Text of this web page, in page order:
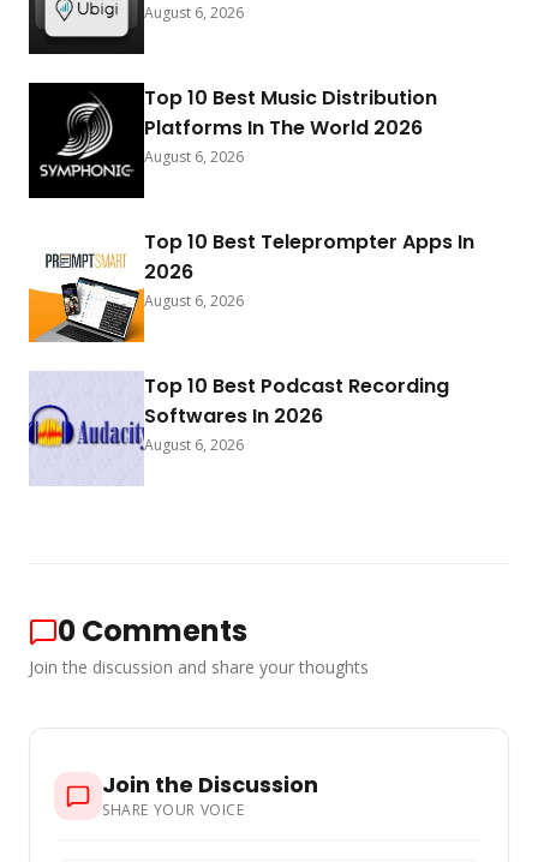
August 6, 2026
Top 10 Best Music Distribution
Platforms In The World 2026
August 6, 2026
Top 10 Best Teleprompter Apps In
2026
August 6, 2026
Top 10 Best Podcast Recording
Softwares In 2026
August 6, 2026
0Comments
Join the discussion and share your thoughts
Join the Discussion
SHARE YOUR VOICE